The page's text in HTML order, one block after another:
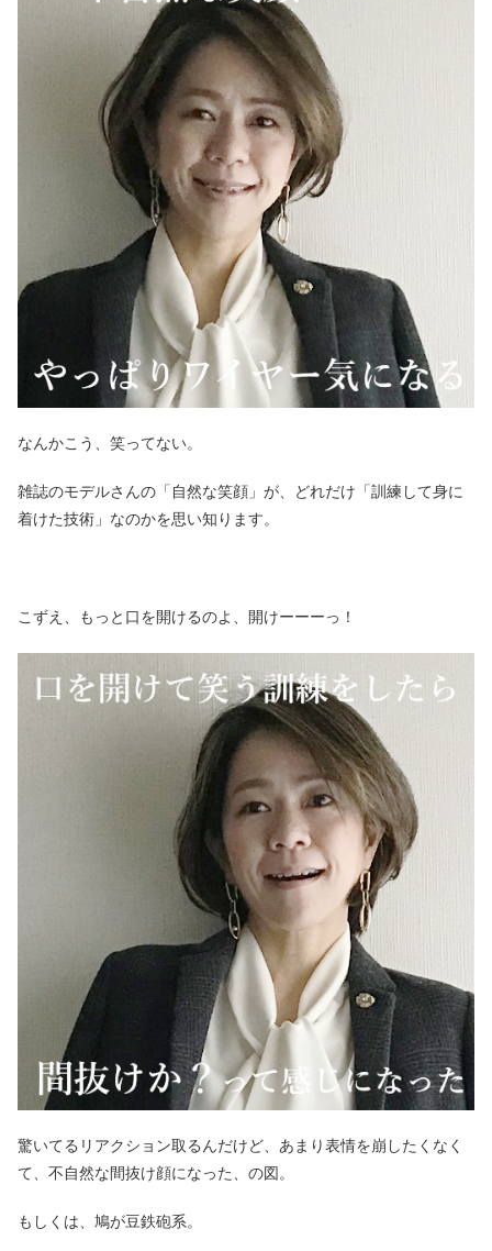
なんかこう、笑ってない。
雑誌のモデルさんの「自然な笑顔」が、どれだけ「訓練して身に
着けた技術」なのかを思い知ります。
こずえ、もっと口を開けるのよ、開けーーーっ！
驚いてるリアクション取るんだけど、あまり表情を崩したくなく
て、不自然な間抜け顔になった、の図。
もしくは、鳩が豆鉄砲系。